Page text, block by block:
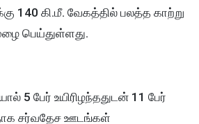
140 கி.மீ. வேகத்தில் பலத்த காற்று
பெய்துள்ளது.
5 பேர் உயிரிழந்ததுடன் 11 பேர்
சர்வதேச ஊடங்கள்